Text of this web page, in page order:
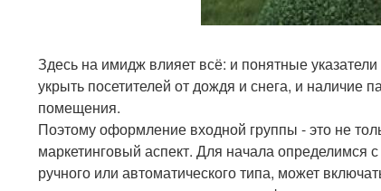
Здесь на имидж влияет всё: и понятные
укрыть посетителей от дождя и снега, и наличие
помещения.
Поэтому оформление входной группы - это не
маркетинговый аспект. Для начала
ручного или автоматического типа, может